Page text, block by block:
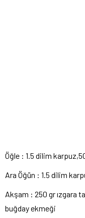
Öğle : 1.5 dilim
Ara Öğün : 1.5 dilim
Akşam : 250 gr ızgara
buğday ekmeği